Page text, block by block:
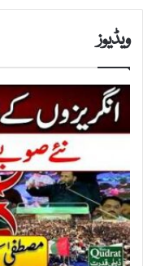
ویڈیوز